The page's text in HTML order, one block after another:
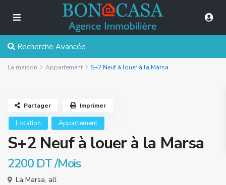
Recherche Avancée
La maison Appartement S+2 Neuf à louer à la Marsa
Location Appartement
S+2 Neuf à louer à la Marsa
2200 DT/Mois
La Marsa, all
Partager Imprimer